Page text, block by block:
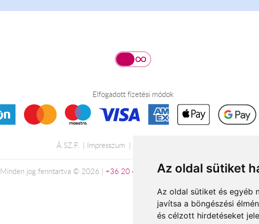
Az oldal sütiket
Az oldal sütiket és egyéb
javítsa a böngészési
és célzott hirdetéseket
Elfogadott fizetési módok
Á.SZ.F. Impresszum
Minden jog fenntartva © 2026 | +36 20 488-8362|